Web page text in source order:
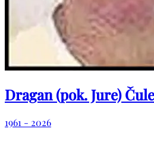
Dragan (pok. Jure) Čule
1961 - 2026